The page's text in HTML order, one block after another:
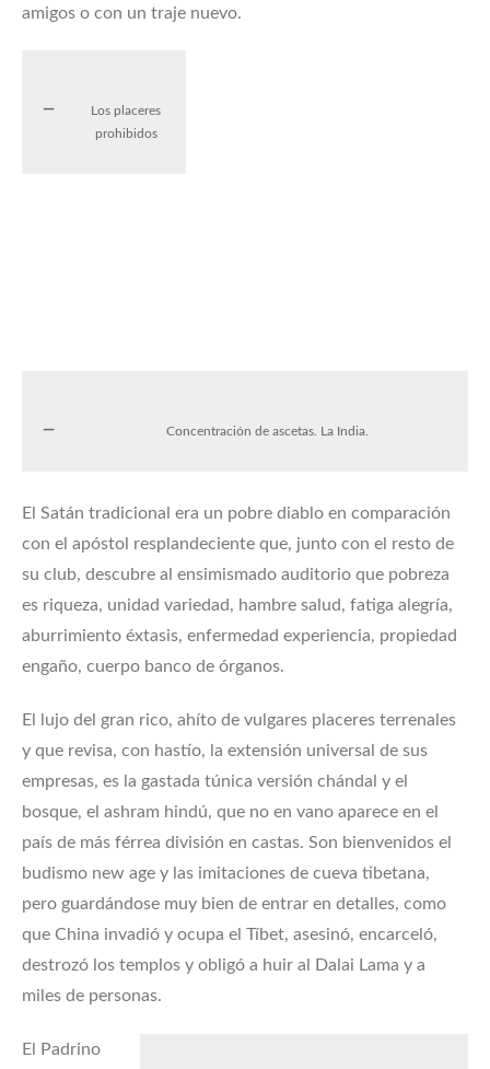
amigos o con un traje nuevo.
Los placeres
prohibidos
Concentración de ascetas. La India.
El Satán tradicional era un pobre diablo en comparación
con el apóstol resplandeciente que, junto con el resto de
su club, descubre al ensimismado auditorio que pobreza
es riqueza, unidad variedad, hambre salud, fatiga alegría,
aburrimiento éxtasis, enfermedad experiencia, propiedad
engaño, cuerpo banco de órganos.
El lujo del gran rico, ahíto de vulgares placeres terrenales
y que revisa, con hastío, la extensión universal de sus
empresas, es la gastada túnica versión chándal y el
bosque, el ashram hindú, que no en vano aparece en el
país de más férrea división en castas. Son bienvenidos el
budismo new age y las imitaciones de cueva tibetana,
pero guardándose muy bien de entrar en detalles, como
que China invadió y ocupa el Tíbet, asesinó, encarceló,
destrozó los templos y obligó a huir al Dalai Lama y a
miles de personas.
El Padrino